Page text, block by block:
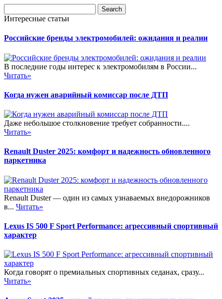
Интересные статьи
Российские бренды электромобилей: ожидания и реалии
В последние годы интерес к электромобилям в России...
Читать»
Когда нужен аварийный комиссар после ДТП
Даже небольшое столкновение требует собранности....
Читать»
Renault Duster 2025: комфорт и надежность обновленного
паркетника
Renault Duster — один из самых узнаваемых внедорожников
в... Читать»
Lexus IS 500 F Sport Performance: агрессивный спортивный
характер
Когда говорят о премиальных спортивных седанах, сразу...
Читать»